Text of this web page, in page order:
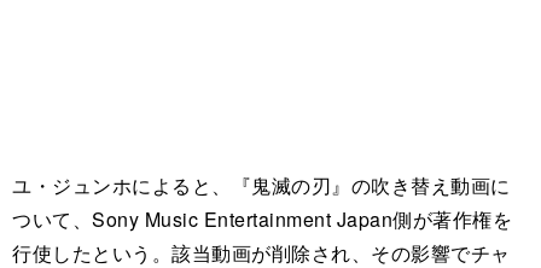
ユ・ジュンホによると、『鬼滅の刃』の吹き替え動画に
ついて、Sony Music Entertainment Japan側が著作権を
行使したという。該当動画が削除され、その影響でチャ